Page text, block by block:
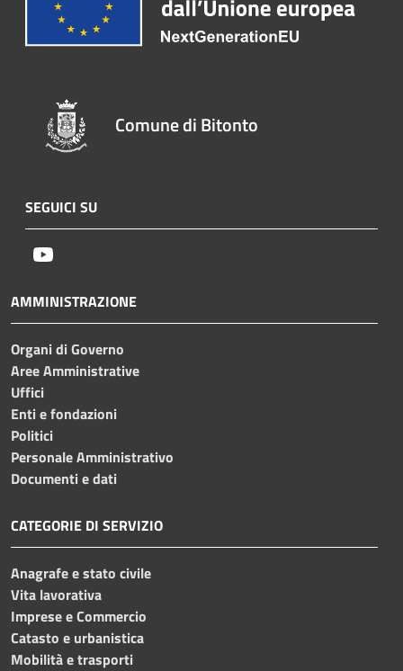
Comune di Bitonto
SEGUICI SU
AMMINISTRAZIONE
Organi di Governo
Aree Amministrative
Uffici
Enti e fondazioni
Politici
Personale Amministrativo
Documenti e dati
CATEGORIE DI SERVIZIO
Anagrafe e stato civile
Vita lavorativa
Imprese e Commercio
Catasto e urbanistica
Mobilità e trasporti